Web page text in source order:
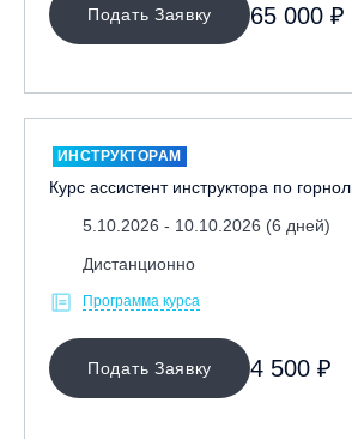
Подать Заявку 65 000 ₽
ИНСТРУКТОРАМ
Курс ассистент инструктора по
5.10.2026 - 10.10.2026 (6 дней)
Дистанционно
Программа курса
Подать Заявку 4 500 ₽